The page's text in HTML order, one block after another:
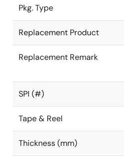
Pkg. Type
Replacement Product
Replacement Remark
SPI (#)
Tape & Reel
Thickness (mm)